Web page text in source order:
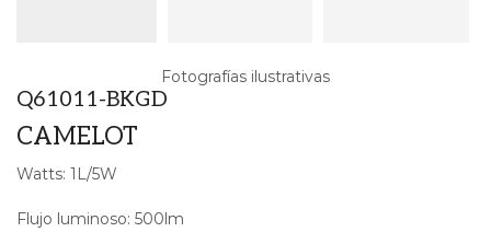
Fotografías ilustrativas
Q61011-BKGD
CAMELOT
Watts: 1L/5W
Flujo luminoso: 500lm